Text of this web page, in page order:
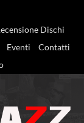
Dischi
Eventi
Contatti